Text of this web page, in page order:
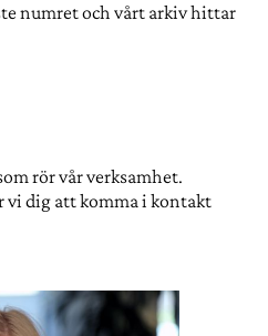
numret och vårt arkiv hittar
rör vår verksamhet.
vi dig att komma i kontakt